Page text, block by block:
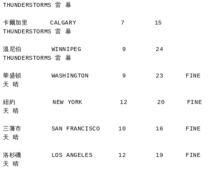
THUNDERSTORMS 雷 暴
卡爾加里      CALGARY            7        15
THUNDERSTORMS 雷 暴
溫尼伯        WINNIPEG           9        24
THUNDERSTORMS 雷 暴
華盛頓        WASHINGTON         9        23      FINE
天 晴
紐約          NEW YORK          12        20      FINE
天 晴
三藩市        SAN FRANCISCO     10        16      FINE
天 晴
洛杉磯        LOS ANGELES       12        19      FINE
天 晴